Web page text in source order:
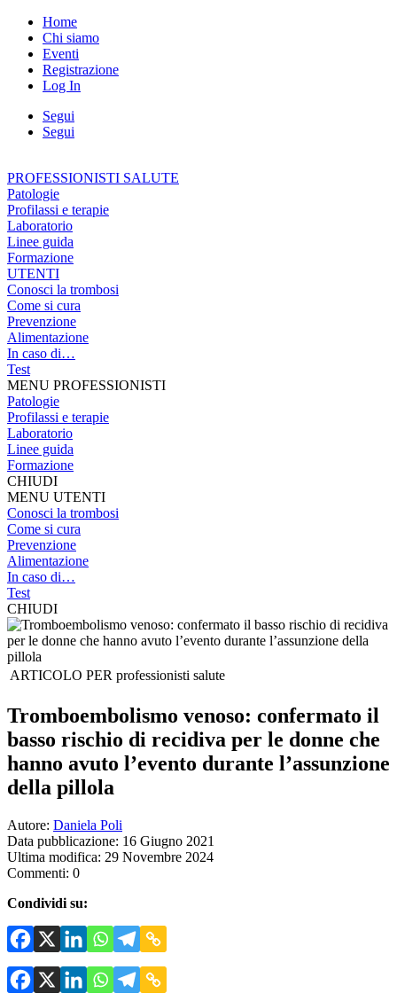
Home
Chi siamo
Eventi
Registrazione
Log In
Segui
Segui
PROFESSIONISTI SALUTE
Patologie
Profilassi e terapie
Laboratorio
Linee guida
Formazione
UTENTI
Conosci la trombosi
Come si cura
Prevenzione
Alimentazione
In caso di…
Test
MENU PROFESSIONISTI
Patologie
Profilassi e terapie
Laboratorio
Linee guida
Formazione
CHIUDI
MENU UTENTI
Conosci la trombosi
Come si cura
Prevenzione
Alimentazione
In caso di…
Test
CHIUDI
ARTICOLO PER professionisti salute
Tromboembolismo venoso: confermato il
basso rischio di recidiva per le donne che
hanno avuto l’evento durante l’assunzione
della pillola
Autore: Daniela Poli
Data pubblicazione: 16 Giugno 2021
Ultima modifica: 29 Novembre 2024
Commenti: 0
Condividi su: